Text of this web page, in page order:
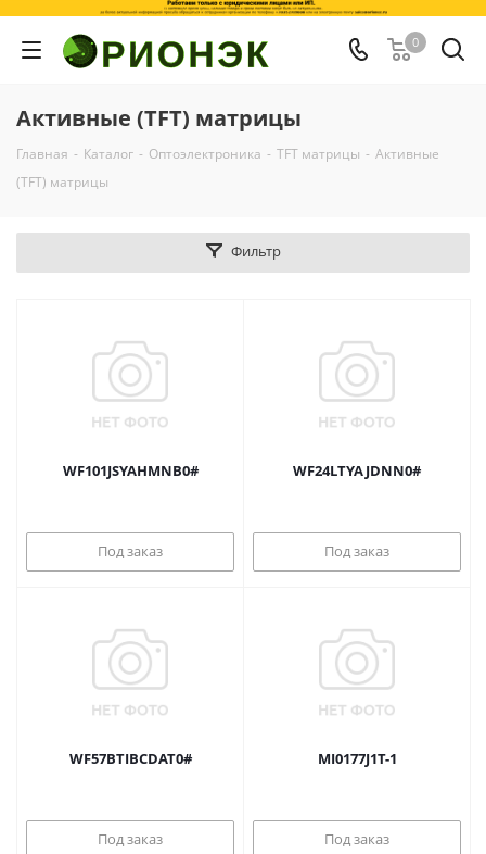
0
Активные (TFT) матрицы
Главная - Каталог - Оптоэлектроника - TFT матрицы - Активные
(TFT) матрицы
Фильтр
WF101JSYAHMNB0#
Под заказ
WF24LTYAJDNN0#
Под заказ
WF57BTIBCDAT0#
Под заказ
MI0177J1T-1
Под заказ